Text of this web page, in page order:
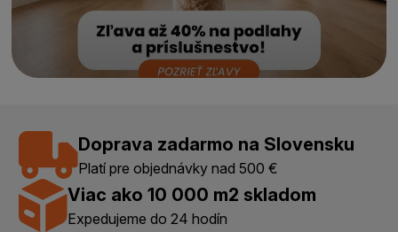
Doprava zadarmo na Slovensku
Platí pre objednávky nad 500 €
Viac ako 10 000 m2 skladom
Expedujeme do 24 hodín